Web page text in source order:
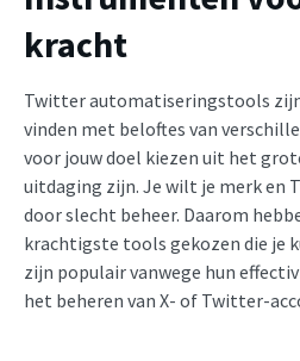
kracht
Twitter automatiseringstools
vinden met beloftes van
voor jouw doel kiezen uit het
uitdaging zijn. Je wilt je merk
door slecht beheer. Daarom
krachtigste tools gekozen die je
zijn populair vanwege hun
het beheren van X- of Twitter-